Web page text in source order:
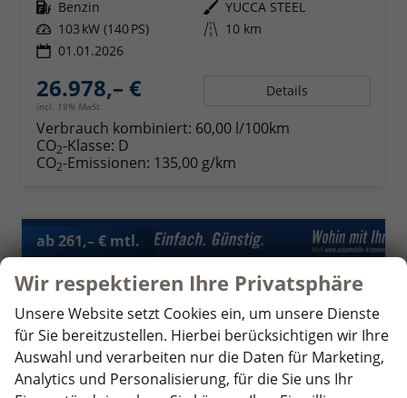
Kraftstoff Benzin Außenfarbe YUCCA STEEL
Leistung 103 kW (140 PS) Kilometerstand 10 km
01.01.2026
26.978,– €
incl. 19% MwSt.
Details
Verbrauch kombiniert: 60,00 l/100km
CO2-Klasse: D
CO2-Emissionen: 135,00 g/km
ab 261,– € mtl.
Wir respektieren Ihre Privatsphäre
Unsere Website setzt Cookies ein, um unsere Dienste
für Sie bereitzustellen. Hierbei berücksichtigen wir Ihre
Auswahl und verarbeiten nur die Daten für Marketing,
Analytics und Personalisierung, für die Sie uns Ihr